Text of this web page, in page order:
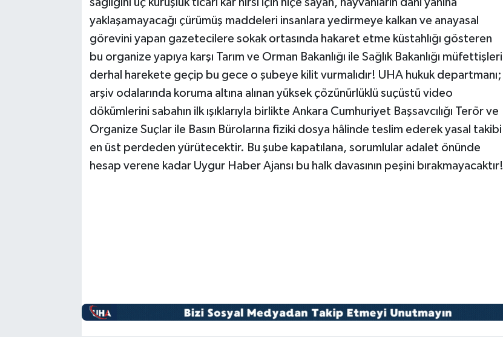
sağlığını üç kuruşluk ticari kâr hırsı için hiçe sayan, hayvanların dahi yanına
yaklaşamayacağı çürümüş maddeleri insanlara yedirmeye kalkan ve anayasal
görevini yapan gazetecilere sokak ortasında hakaret etme küstahlığı gösteren
bu organize yapıya karşı Tarım ve Orman Bakanlığı ile Sağlık Bakanlığı müfettişleri
derhal harekete geçip bu gece o şubeye kilit vurmalıdır! UHA hukuk departmanı;
arşiv odalarında koruma altına alınan yüksek çözünürlüklü suçüstü video
dökümlerini sabahın ilk ışıklarıyla birlikte Ankara Cumhuriyet Başsavcılığı Terör ve
Organize Suçlar ile Basın Bürolarına fiziki dosya hâlinde teslim ederek yasal takibi
en üst perdeden yürütecektir. Bu şube kapatılana, sorumlular adalet önünde
hesap verene kadar Uygur Haber Ajansı bu halk davasının peşini bırakmayacaktır!